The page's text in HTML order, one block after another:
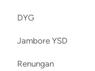
DYG
Jambore YSD
Renungan